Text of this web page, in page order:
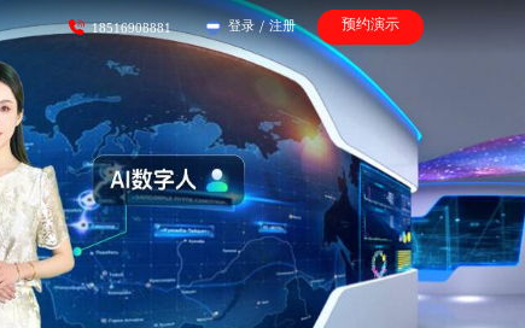
18516908881 登录 / 注册 预约演示